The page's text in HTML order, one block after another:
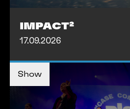
IMPACT²
17.09.2026
Show
TICKETS
MEHR